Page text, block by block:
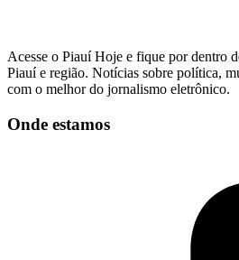
Acesse o Piauí Hoje e fique por dentro
Piauí e região. Notícias sobre política,
com o melhor do jornalismo eletrônico.
Onde estamos